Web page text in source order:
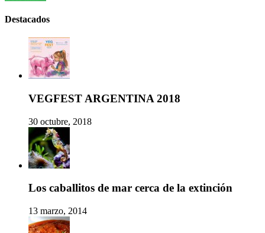
Destacados
VEGFEST ARGENTINA 2018
30 octubre, 2018
Los caballitos de mar cerca de la extinción
13 marzo, 2014